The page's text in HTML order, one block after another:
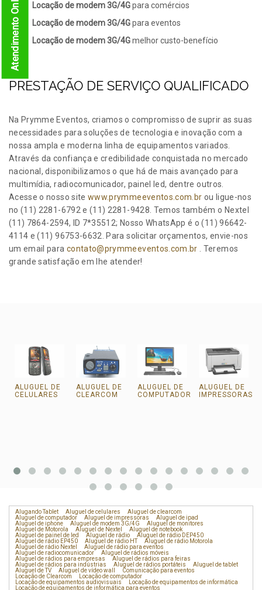
Locação de modem 3G/4Gpara comércios
Locação de modem 3G/4Gpara eventos
Locação de modem 3G/4Gmelhor custo-benefício
PRESTAÇÃO DE SERVIÇO QUALIFICADO
Na Prymme Eventos, criamos o compromisso de suprir as suas
necessidades para soluções de tecnologia e inovação com a
nossa ampla e moderna linha de equipamentos variados.
Através da confiança e credibilidade conquistada no mercado
nacional, disponibilizamos o que há de mais avançado para
multimídia, radiocomunicador, painel led, dentre outros.
Acesse o nosso site www.prymmeeventos.com.br ou ligue-nos
no (11) 2281-6792 e (11) 2281-9428. Temos também o Nextel
(11) 7864-2594, ID 7*35512; Nosso WhatsApp é o (11) 96642-
4114 e (11) 96753-6632. Para solicitar orçamentos, envie-nos
um email para contato@prymmeeventos.com.br . Teremos
grande satisfação em lhe atender!
ALUGUEL DE
CELULARES
ALUGUEL DE
CLEARCOM
ALUGUEL DE
COMPUTADOR
ALUGUEL DE
IMPRESSORAS
Alugando Tablet Aluguel de celulares
Aluguel de clearcom
Aluguel de computador
Aluguel de impressoras
Aluguel de ipad
Aluguel de iphone
Aluguel de modem 3G/4G
Aluguel de monitores
Aluguel de Motorola
Aluguel de Nextel
Aluguel de notebook
Aluguel de painel de led
Aluguel de rádio
Aluguel de rádio DEP450
Aluguel de rádio EP450
Aluguel de rádio HT
Aluguel de rádio Motorola
Aluguel de rádio Nextel
Aluguel de rádio para eventos
Aluguel de radiocomunicador
Aluguel de rádios móveis
Aluguel de rádios para empresas
Aluguel de rádios para feiras
Aluguel de rádios para indústrias
Aluguel de rádios portáteis
Aluguel de tablet
Aluguel de TV
Aluguel de vídeo wall
Comunicação para eventos
Locação de Clearcom
Locação de computador
Locação de equipamentos audiovisuais
Locação de equipamentos de informática
Locação de equipamentos de informática para eventos
Atendimento Online